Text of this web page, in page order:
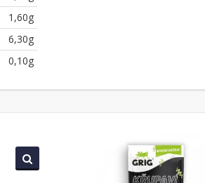
1,60g
6,30g
0,10g